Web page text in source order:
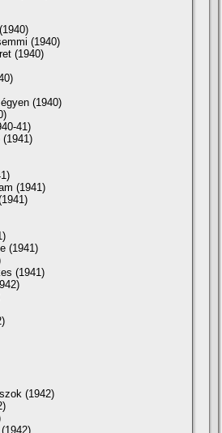
(1940)
(1940)
(1940)
41)
(1941)
(1941)
(1941)
(1941)
(1942)